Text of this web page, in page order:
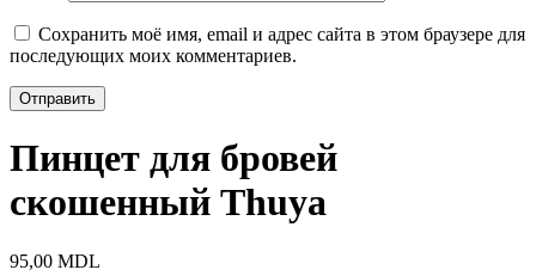
Сохранить моё имя, email и адрес сайта в этом браузере для
последующих моих комментариев.
Пинцет для бровей
скошенный Thuya
95,00 MDL